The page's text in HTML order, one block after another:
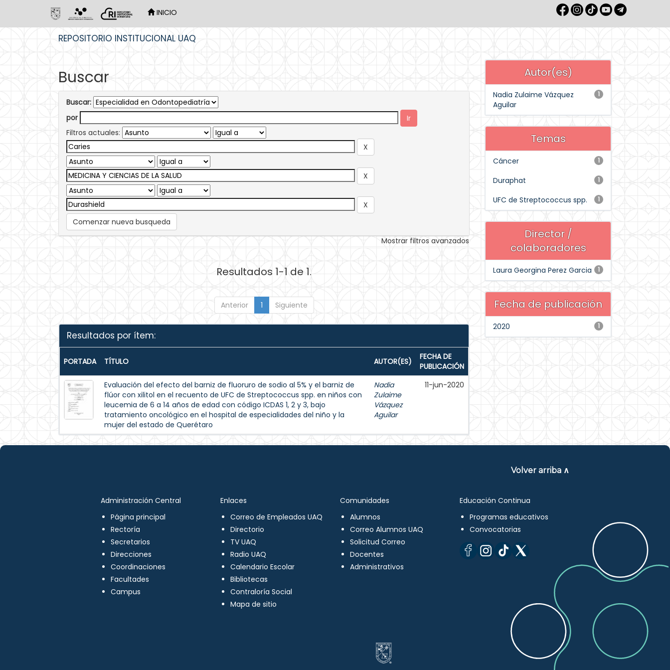
INICIO
REPOSITORIO INSTITUCIONAL UAQ
Buscar
Buscar:
por
Filtros actuales:
Comenzar nueva busqueda
Mostrar filtros avanzados
Resultados 1-1 de 1.
Anterior 1 Siguiente
Resultados por ítem:
PORTADA TÍTULO AUTOR(ES)
FECHA DE
PUBLICACIÓN
Evaluación del efecto del barniz de fluoruro de sodio al 5% y el barniz de
flúor con xilitol en el recuento de UFC de Streptococcus spp. en niños con
leucemia de 6 a 14 años de edad con código ICDAS 1, 2 y 3, bajo
tratamiento oncológico en el hospital de especialidades del niño y la
mujer del estado de Querétaro
Nadia
Zulaime
Vázquez
Aguilar
11-jun-2020
Autor(es)
1
Nadia Zulaime Vázquez
Aguilar
Temas
1
Cáncer
1
Duraphat
1
UFC de Streptococcus spp.
Director /
colaboradores
1
Laura Georgina Perez Garcia
Fecha de publicación
1
2020
Volver arriba ∧
Administración Central
Página principal
Rectoría
Secretarios
Direcciones
Coordinaciones
Facultades
Campus
Enlaces
Correo de Empleados UAQ
Directorio
TV UAQ
Radio UAQ
Calendario Escolar
Bibliotecas
Contraloría Social
Mapa de sitio
Comunidades
Alumnos
Correo Alumnos UAQ
Solicitud Correo
Docentes
Administrativos
Educación Continua
Programas educativos
Convocatorias